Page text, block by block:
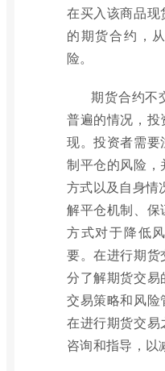
在买入该商品
的期货合约，
险。
期货合约不
普遍的情况，
现。投资者需
制平仓的风险
方式以及自身情
解平仓机制、
方式对于降低
要。在进行期
分了解期货交
交易策略和风
在进行期货交
咨询和指导，以